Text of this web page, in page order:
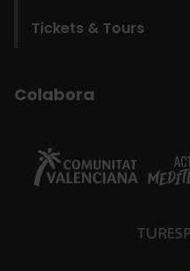
Tickets & Tours
Colabora